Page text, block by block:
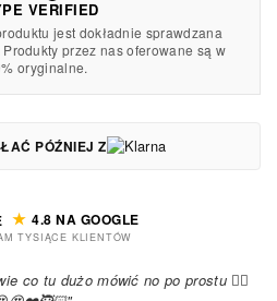
VERIFIED
jest dokładnie sprawdzana
przez nas oferowane są w
oryginalne.
PÓŹNIEJ Z
★ 4.8 NA GOOGLE
TYSIĄCE KLIENTÓW
co tu dużo mówić no po prostu 😮‍💨